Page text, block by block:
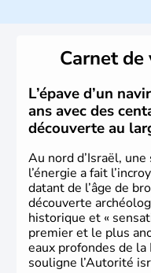
vrai essorCarnet de
L’épave d’un
ans avec des
découverte au
Au nord d’Israël,
l’énergie a fait
datant de l’âge de
découverte
historique et «
premier et le plus
eaux profondes de
souligne l’Autorité